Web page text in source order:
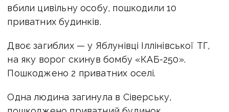
вбили цивільну особу, пошкодили 10
приватних будинків.
Двоє загиблих — у Яблунівці Іллінівської ТГ,
на яку ворог скинув бомбу «КАБ-250».
Пошкоджено 2 приватних оселі.
Одна людина загинула в Сіверську,